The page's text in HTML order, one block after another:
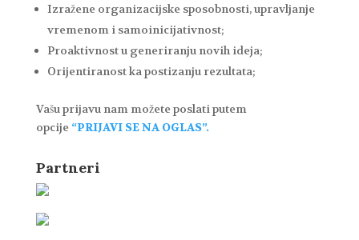
Izražene organizacijske sposobnosti, upravljanje
vremenom i samoinicijativnost;
Proaktivnost u generiranju novih ideja;
Orijentiranost ka postizanju rezultata;
Vašu prijavu nam možete poslati putem
opcije “PRIJAVI SE NA OGLAS”.
Partneri